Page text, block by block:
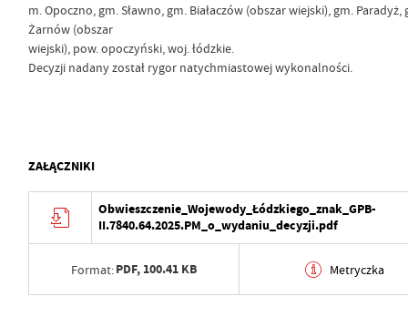
m. Opoczno, gm. Sławno, gm. Białaczów (obszar wiejski), gm. Paradyż,
Żarnów (obszar
wiejski), pow. opoczyński, woj. łódzkie.
Decyzji nadany został rygor natychmiastowej wykonalności.
ZAŁĄCZNIKI
Obwieszczenie_Wojewody_Łódzkiego_znak_GPB-
II.7840.64.2025.PM_o_wydaniu_decyzji.pdf
Format:PDF, 100.41 KB Metryczka